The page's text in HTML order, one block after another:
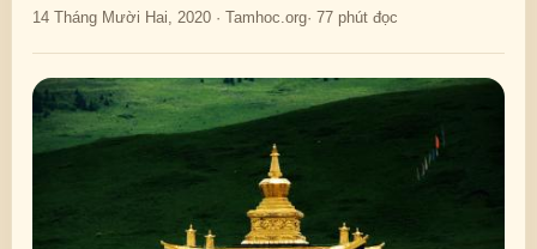
14 Tháng Mười Hai, 2020 · Tamhoc.org· 77 phút đọc